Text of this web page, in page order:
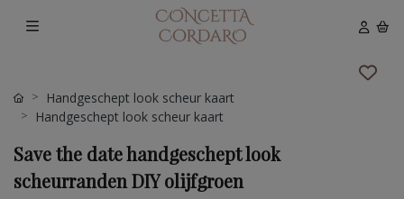
Handgeschept look scheur kaart
Handgeschept look scheur kaart
Save the date handgeschept look
scheurranden DIY olijfgroen